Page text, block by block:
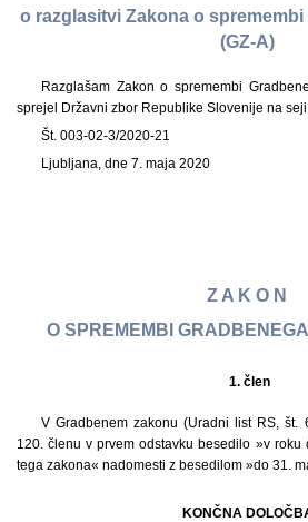
o razglasitvi Zakona o
(GZ-A)
Razglašam Zakon o spremembi
sprejel Državni zbor Republike Slovenije na
Št. 003-02-3/2020-21
Ljubljana, dne 7. maja 2020
Z A K O N
O SPREMEMBI
1. člen
V Gradbenem zakonu (Uradni list RS,
120. členu v prvem odstavku besedilo »v roku
tega zakona« nadomesti z besedilom »do 31.
KONČNA